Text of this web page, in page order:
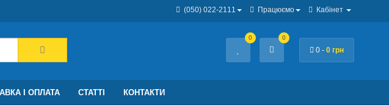
(050) 022-2111 Працюємо Кабінет
0 - 0 грн
0 0
І ОПЛАТА СТАТТІ КОНТАКТИ